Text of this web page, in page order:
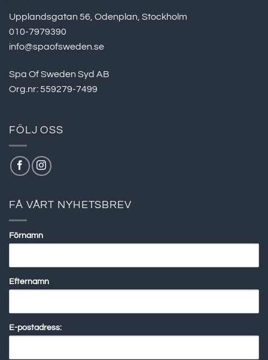
Upplandsgatan 56, Odenplan, Stockholm
010-7979390
info@spaofsweden.se
Spa Of Sweden Syd AB
Org.nr: 559279-7499
FÖLJ OSS
FÅ VÅRT NYHETSBREV
Förnamn
Efternamn
E-postadress: